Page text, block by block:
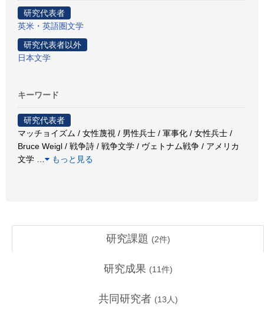
研究代表者
英米・英語圏文学
研究代表者以外
日本文学
キーワード
研究代表者
マッチョイズム / 女性蔑視 / 男性兵士 / 軍事化 / 女性兵士 /
Bruce Weigl / 戦争詩 / 戦争文学 / ヴェトナム戦争 / アメリカ
文学
もっと見る
研究課題 (2件)
研究成果 (11件)
共同研究者 (13 人)